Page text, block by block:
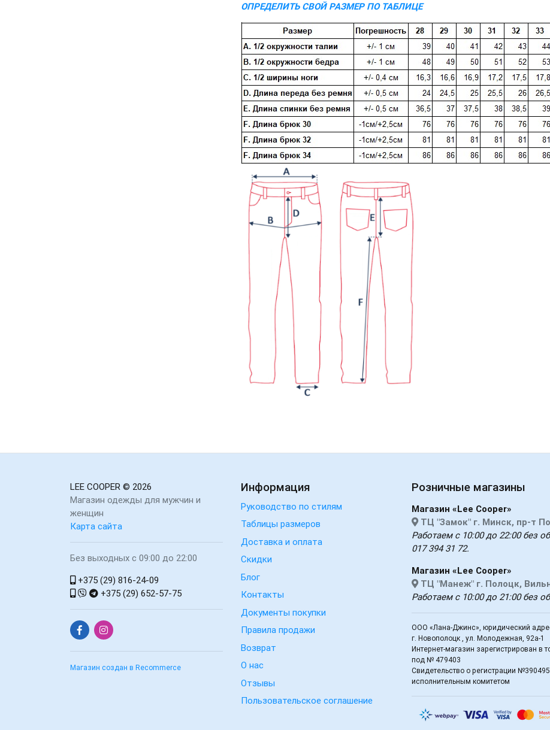
ОПРЕДЕЛИТЬ СВОЙ РАЗМЕР ПО ТАБЛИЦЕ
LEE COOPER © 2026
Магазин одежды для мужчин и
женщин
Карта сайта
Без выходных с 09:00 до 22:00
+375 (29) 816-24-09
+375 (29) 652-57-75
Магазин создан в Recommerce
Информация
Руководство по стилям
Таблицы размеров
Доставка и оплата
Скидки
Блог
Контакты
Документы покупки
Правила продажи
Возврат
О нас
Отзывы
Пользовательское соглашение
Розничные магазины
Магазин «Lee Cooper»
ТЦ "Замок" г. Минск, пр-т
Работаем с 10:00 до 22:00 без
017 394 31 72.
Магазин «Lee Cooper»
ТЦ "Манеж" г. Полоцк,
Работаем с 10:00 до 21:00 без
ООО «Лана-Джинс», юридический
г. Новополоцк , ул. Молодежная, 92а-1
Интернет-магазин зарегистрирован в
под № 479403
Свидетельство о регистрации
исполнительным комитетом